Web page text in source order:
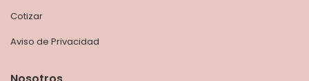
Cotizar
Aviso de Privacidad